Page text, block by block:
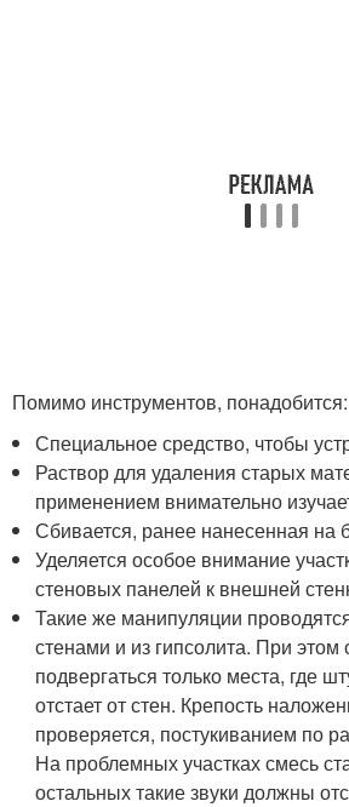
Помимо инструментов, понадобится:
Специальное средство, чтобы
Раствор для удаления старых
применением внимательно
Сбивается, ранее нанесенная на
Уделяется особое внимание
стеновых панелей к внешней
Такие же манипуляции
стенами и из гипсолита. При этом
подвергаться только места, где
отстает от стен. Крепость
проверяется, постукиванием по
На проблемных участках смесь
остальных такие звуки должны